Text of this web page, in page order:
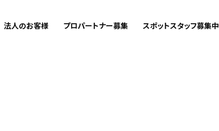
法人のお客様 プロパートナー募集 スポットスタッフ募集中